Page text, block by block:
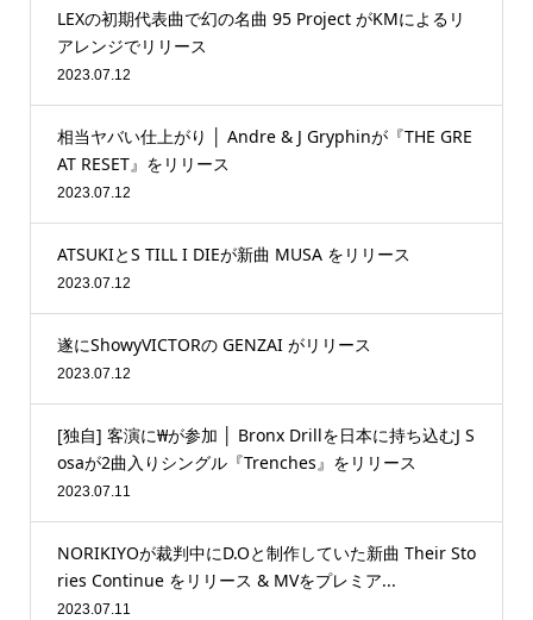
LEXの初期代表曲で幻の名曲 95 Project がKMによるリ
アレンジでリリース
2023.07.12
相当ヤバい仕上がり │ Andre & J Gryphinが『THE GRE
AT RESET』をリリース
2023.07.12
ATSUKIとS TILL I DIEが新曲 MUSA をリリース
2023.07.12
遂にShowyVICTORの GENZAI がリリース
2023.07.12
[独自] 客演に₩が参加 │ Bronx Drillを日本に持ち込むJ S
osaが2曲入りシングル『Trenches』をリリース
2023.07.11
NORIKIYOが裁判中にD.Oと制作していた新曲 Their Sto
ries Continue をリリース & MVをプレミア...
2023.07.11